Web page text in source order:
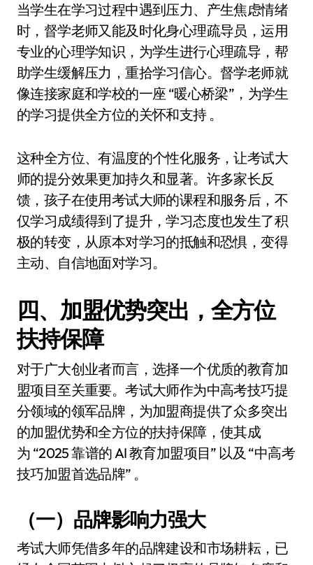
当学生在学习过程中遇到压力、产生焦虑情绪
时，督学老师又能及时化身心理疏导员，运用
专业的心理学知识，为学生进行心理疏导，帮
助学生缓解压力，重拾学习信心。督学老师就
像连接家庭和学校的一座 “暖心桥梁”，为学生
的学习提供全方位的关怀和支持 。
这种全方位、有温度的个性化服务，让考试大
师的提分效果更加持久和显著。许多家长反
馈，孩子在使用考试大师的课程和服务后，不
仅学习成绩得到了提升，学习态度也发生了积
极的转变，从原本对学习的抵触和恐惧，变得
主动、自信地面对学习。
四、加盟优势突出，全方位
扶持保障
对于广大创业者而言，选择一个优质的教育加
盟项目至关重要。考试大师作为中高考技巧提
分领域的领军品牌，为加盟商提供了众多突出
的加盟优势和全方位的扶持保障，使其成
为 “2025 靠谱的 AI 教育加盟项目” 以及 “中高考
技巧加盟首选品牌” 。
（一）品牌影响力强大
考试大师凭借多年的品牌建设和市场耕耘，已